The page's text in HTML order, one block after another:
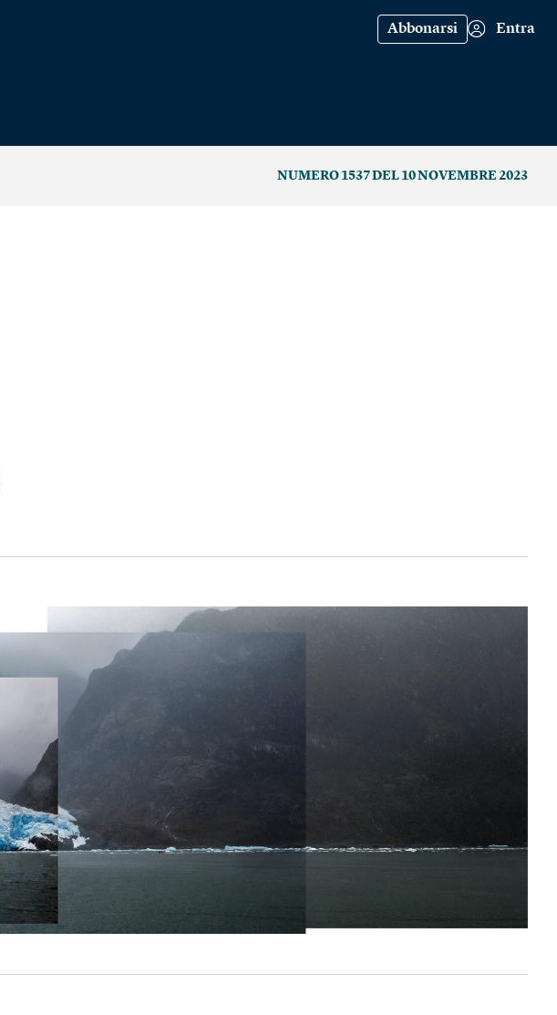
Abbonarsi Entra
NUMERO 1537 DEL 10 NOVEMBRE 2023